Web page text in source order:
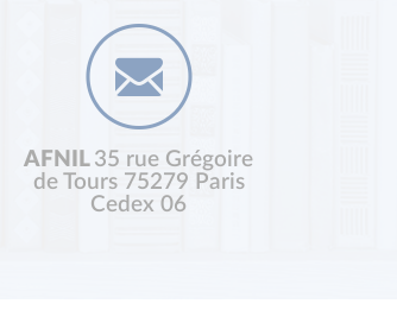
AFNIL 35 rue Grégoire
de Tours 75279 Paris
Cedex 06